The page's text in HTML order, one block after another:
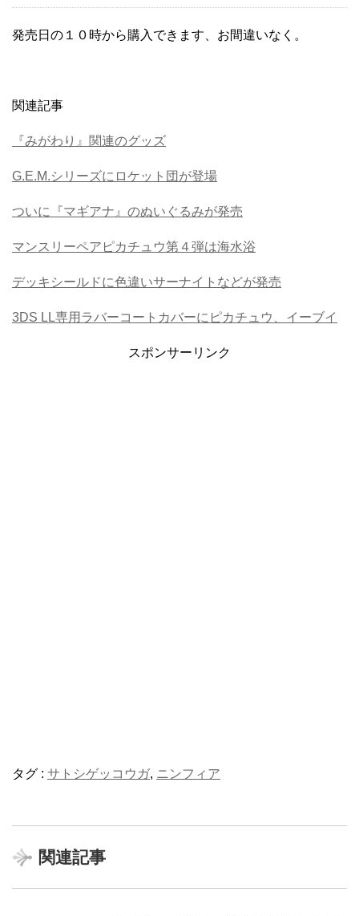
発売日の１０時から購入できます、お間違いなく。
関連記事
『みがわり』関連のグッズ
G.E.M.シリーズにロケット団が登場
ついに『マギアナ』のぬいぐるみが発売
マンスリーペアピカチュウ第４弾は海水浴
デッキシールドに色違いサーナイトなどが発売
3DS LL専用ラバーコートカバーにピカチュウ、イーブイ
スポンサーリンク
タグ : サトシゲッコウガ, ニンフィア
関連記事